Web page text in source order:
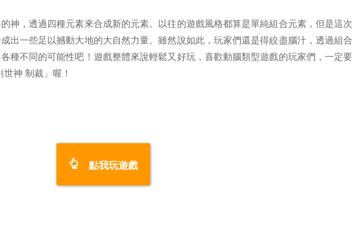
神，透過四種元素來合成新的元素。以往的遊戲風格都算是單純組合元素，但是這次
出一些足以撼動大地的大自然力量。雖然說如此，玩家們還是得絞盡腦汁，透過組合
種不同的可能性吧！遊戲整體來說輕鬆又好玩，喜歡動腦類型遊戲的玩家們，一定要
神 制裁」喔！
點我玩遊戲